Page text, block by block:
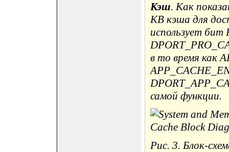
Кэш. Как
KB кэша для
использует бит
в то время как
самой функции.
Рис. 3. Блок-